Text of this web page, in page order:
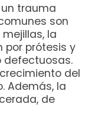
trauma
son
la
por prótesis y
del
Además, la
de